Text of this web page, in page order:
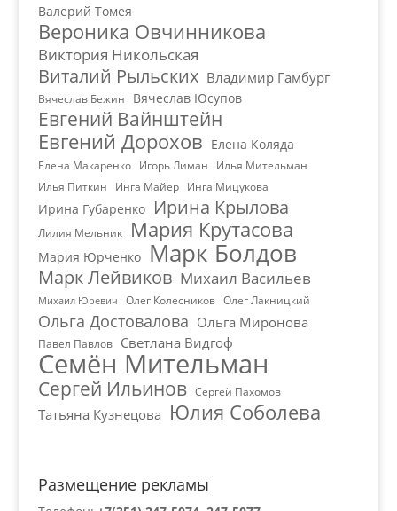
Валерий Томея
Вероника Овчинникова
Виктория Никольская
Виталий Рыльских Владимир Гамбург
Вячеслав Бежин Вячеслав Юсупов
Евгений Вайнштейн
Евгений Дорохов Елена Коляда
Елена Макаренко Игорь Лиман
Илья Мительман
Илья Питкин
Инга Майер Инга Мицукова
Ирина Губаренко Ирина Крылова
Лилия Мельник Мария Крутасова
Мария Юрченко Марк Болдов
Марк Лейвиков Михаил Васильев
Михаил Юревич Олег Колесников Олег Лакницкий
Ольга Достовалова Ольга Миронова
Павел Павлов Светлана Видгоф
Семён Мительман
Сергей Ильинов Сергей Пахомов
Татьяна Кузнецова Юлия Соболева
Размещение рекламы